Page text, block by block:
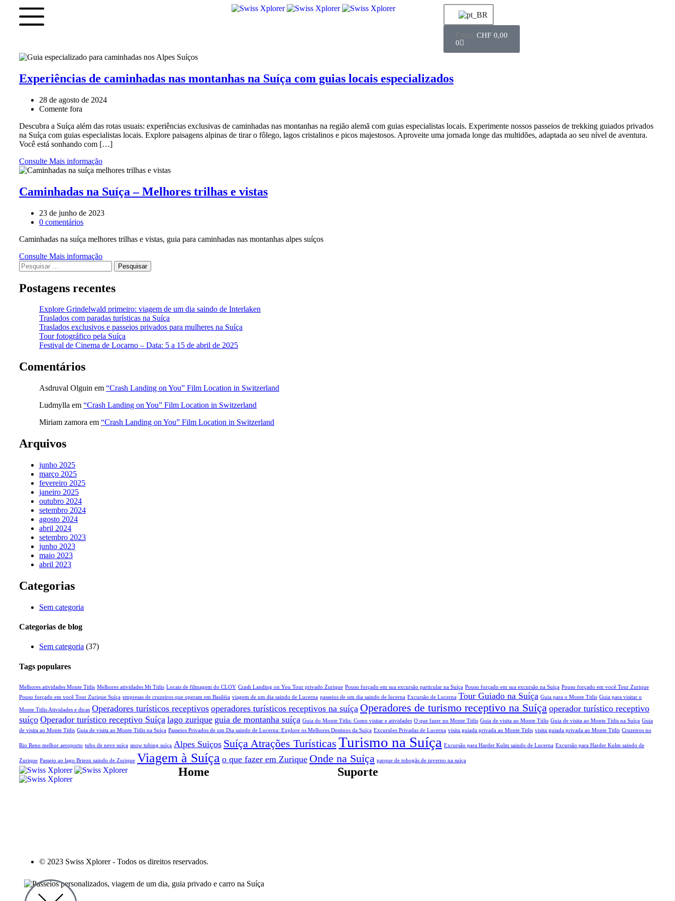
CHF 0,00
0
Experiências de caminhadas nas montanhas na Suíça com guias locais especializados
28 de agosto de 2024
Comente fora
Descubra a Suíça além das rotas usuais: experiências exclusivas de caminhadas nas montanhas na região alemã com guias especialistas locais. Experimente nossos passeios de trekking guiados privados
na Suíça com guias especialistas locais. Explore paisagens alpinas de tirar o fôlego, lagos cristalinos e picos majestosos. Aproveite uma jornada longe das multidões, adaptada ao seu nível de aventura.
Você está sonhando com […]
Consulte Mais informação
Caminhadas na Suíça – Melhores trilhas e vistas
23 de junho de 2023
0 comentários
Caminhadas na suíça melhores trilhas e vistas, guia para caminhadas nas montanhas alpes suíços
Consulte Mais informação
Postagens recentes
Explore Grindelwald primeiro: viagem de um dia saindo de Interlaken
Traslados com paradas turísticas na Suíça
Traslados exclusivos e passeios privados para mulheres na Suíça
Tour fotográfico pela Suíça
Festival de Cinema de Locarno – Data: 5 a 15 de abril de 2025
Comentários
Asdruval Olguin em “Crash Landing on You” Film Location in Switzerland
Ludmylla em “Crash Landing on You” Film Location in Switzerland
Miriam zamora em “Crash Landing on You” Film Location in Switzerland
Arquivos
junho 2025
março 2025
fevereiro 2025
janeiro 2025
outubro 2024
setembro 2024
agosto 2024
abril 2024
setembro 2023
junho 2023
maio 2023
abril 2023
Categorias
Sem categoria
Categorias de blog
Sem categoria (37)
Tags populares
Melhores atividades Monte Titlis Melhores atividades Mt Titlis Locais de filmagem do CLOY Crash Landing on You Tour privado Zurique Pouso forçado em sua excursão particular na Suíça Pouso forçado em sua excursão na Suíça Pouso forçado em você Tour Zurique
Pouso forçado em você Tour Zurique Suíça empresas de cruzeiros que operam em Basiléia viagem de um dia saindo de Lucerna passeios de um dia saindo de lucerna Excursão de Lucerna Tour Guiado na Suíça Guia para o Monte Titlis Guia para visitar o
Monte Titlis Atividades e dicas Operadores turísticos receptivos operadores turísticos receptivos na suíça Operadores de turismo receptivo na Suíça operador turístico receptivo
suíço Operador turístico receptivo Suíça lago zurique guia de montanha suíça Guia do Monte Titlis: Como visitar e atividades O que fazer no Monte Titlis Guia de visita ao Monte Titlis Guia de visita ao Monte Titlis na Suíça Guia
de visita ao Monte Titlis Guia de visita ao Monte Titlis na Suíça Passeios Privados de um Dia saindo de Lucerna: Explore os Melhores Destinos da Suíça Excursões Privadas de Lucerna visita guiada privada ao Monte Titlis visita guiada privada ao Monte Titlis Cruzeiros no
Rio Reno melhor aeroporto tubo de neve suíça snow tubing suíça Alpes Suiços Suíça Atrações Turísticas Turismo na Suíça Excursão para Harder Kulm saindo de Lucerna Excursão para Harder Kulm saindo de
Zurique Passeio ao lago Briezn saindo de Zurique Viagem à Suíça o que fazer em Zurique Onde na Suíça parque de tobogãs de inverno na suíça
Home Suporte
© 2023 Swiss Xplorer - Todos os direitos reservados.